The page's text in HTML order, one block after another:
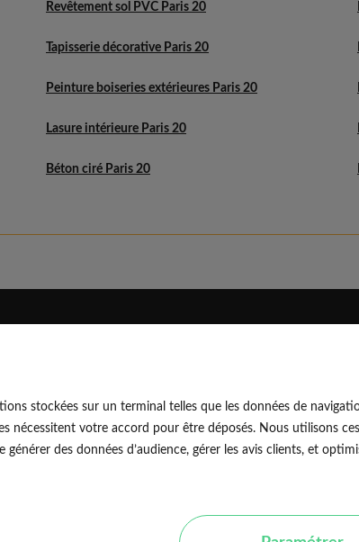
Revêtement sol PVC Paris 20
Tapisserie décorative Paris 20
Peinture boiseries extérieures Paris 20
Lasure intérieure Paris 20
Béton ciré Paris 20
Rejoindre notre équipe
Blog professionnel
Blog particulier
Avis vérifiés
stockées sur un terminal telles que les données de
nécessitent votre accord pour être déposés. Nous utilisons
des données d’audience, gérer les avis clients, et